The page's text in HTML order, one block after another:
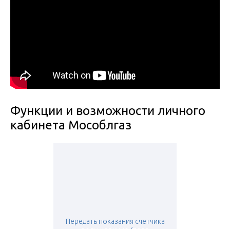
Функции и возможности личного
кабинета Мособлгаз
Передать показания счетчика